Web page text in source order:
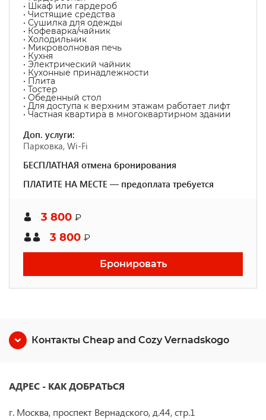
• Шкаф или гардероб
• Чистящие средства
• Сушилка для одежды
• Кофеварка/чайник
• Холодильник
• Микроволновая печь
• Кухня
• Электрический чайник
• Кухонные принадлежности
• Плита
• Тостер
• Обеденный стол
• Для доступа к верхним этажам работает лифт
• Частная квартира в многоквартирном здании
Доп. услуги:
Парковка, Wi-Fi
БЕСПЛАТНАЯ отмена бронирования
ПЛАТИТЕ НА МЕСТЕ — предоплата требуется
3 800 ₽
3 800 ₽
Бронировать
Контакты Cheap and Cozy Vernadskogo
АДРЕС - КАК ДОБРАТЬСЯ
г. Москва, проспект Вернадского, д.44, стр.1